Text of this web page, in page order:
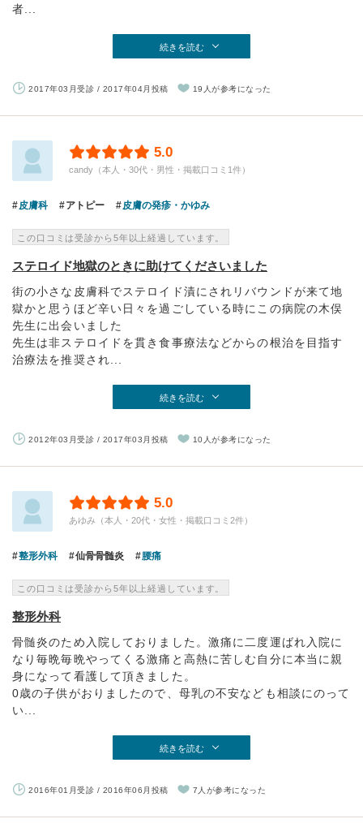
者...
続きを読む
2017年03月受診 / 2017年04月投稿 19人が参考になった
5.0
candy（本人・30代・男性・掲載口コミ1件）
皮膚科 アトピー 皮膚の発疹・かゆみ
この口コミは受診から5年以上経過しています。
ステロイド地獄のときに助けてくださいました
街の小さな皮膚科でステロイド漬にされリバウンドが来て地
獄かと思うほど辛い日々を過ごしている時にこの病院の木俣
先生に出会いました
先生は非ステロイドを貫き食事療法などからの根治を目指す
治療法を推奨され...
続きを読む
2012年03月受診 / 2017年03月投稿 10人が参考になった
5.0
あゆみ（本人・20代・女性・掲載口コミ2件）
整形外科 仙骨骨髄炎 腰痛
この口コミは受診から5年以上経過しています。
整形外科
骨髄炎のため入院しておりました。激痛に二度運ばれ入院に
なり毎晩毎晩やってくる激痛と高熱に苦しむ自分に本当に親
身になって看護して頂きました。
0歳の子供がおりましたので、母乳の不安なども相談にのって
い...
続きを読む
2016年01月受診 / 2016年06月投稿 7人が参考になった